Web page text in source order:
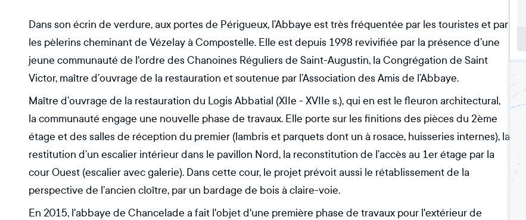
Dans son écrin de verdure, aux portes de Périgueux, l’Abbaye est très fréquentée par les touristes et par
les pèlerins cheminant de Vézelay à Compostelle. Elle est depuis 1998 revivifiée par la présence d’une
jeune communauté de l'ordre des Chanoines Réguliers de Saint-Augustin, la Congrégation de Saint
Victor, maître d’ouvrage de la restauration et soutenue par l’Association des Amis de l’Abbaye.
Maître d’ouvrage de la restauration du Logis Abbatial (XIIe - XVIIe s.), qui en est le fleuron architectural,
la communauté engage une nouvelle phase de travaux. Elle porte sur les finitions des pièces du 2ème
étage et des salles de réception du premier (lambris et parquets dont un à rosace, huisseries internes), la
restitution d’un escalier intérieur dans le pavillon Nord, la reconstitution de l’accès au 1er étage par la
cour Ouest (escalier avec galerie). Dans cette cour, le projet prévoit aussi le rétablissement de la
perspective de l’ancien cloître, par un bardage de bois à claire-voie.
En 2015, l'abbaye de Chancelade a fait l'objet d'une première phase de travaux pour l'extérieur de